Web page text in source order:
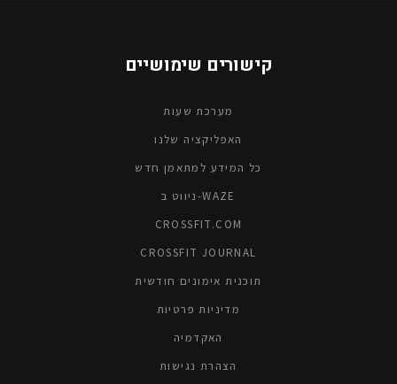
קישורים שימושיים
מערכת שעות
האפליקציה שלנו
כל המידע למתאמן חדש
ניווט ב-WAZE
CROSSFIT.COM
CROSSFIT JOURNAL
תוכנית אימונים חודשית
מדיניות פרטיות
האקדמיה
הצהרת נגישות